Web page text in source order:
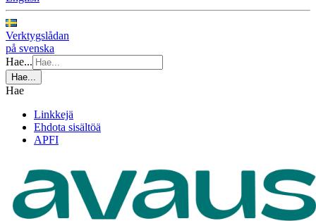
Verktygslådan
på svenska
Hae...
Hae...
Hae
Linkkejä
Ehdota sisältöä
APFI